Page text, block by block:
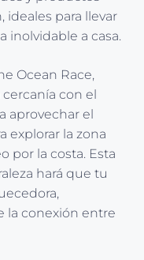
ideales para llevar
inolvidable a casa.
Ocean Race,
con el
aprovechar el
explorar la zona
por la costa. Esta
hará que tu
la conexión entre